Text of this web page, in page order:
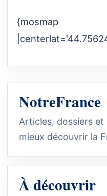
{mosmap
NotreFrance
Articles, dossiers
mieux découvrir la
À découvrir